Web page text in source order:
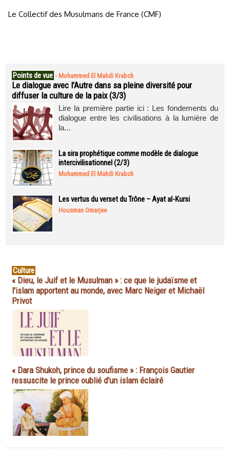
Le Collectif des Musulmans de France (CMF)
Points de vue - Mohammed El Mahdi Krabch
Le dialogue avec l’Autre dans sa pleine diversité pour
diffuser la culture de la paix (3/3)
Lire la première partie ici : Les fondements du
dialogue entre les civilisations à la lumière de
la...
La sira prophétique comme modèle de dialogue
intercivilisationnel (2/3)
Mohammed El Mahdi Krabch
Les vertus du verset du Trône – Ayat al-Kursi
Housman Omarjee
Culture
« Dieu, le Juif et le Musulman » : ce que le judaïsme et
l'islam apportent au monde, avec Marc Neiger et Michaël
Privot
« Dara Shukoh, prince du soufisme » : François Gautier
ressuscite le prince oublié d'un islam éclairé